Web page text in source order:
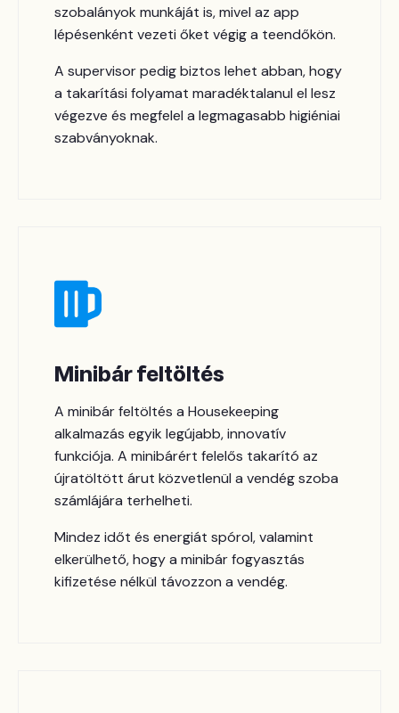
szobalányok munkáját is, mivel az app
lépésenként vezeti őket végig a teendőkön.
A supervisor pedig biztos lehet abban, hogy
a takarítási folyamat maradéktalanul el lesz
végezve és megfelel a legmagasabb higiéniai
szabványoknak.
Minibár feltöltés
A minibár feltöltés a Housekeeping
alkalmazás egyik legújabb, innovatív
funkciója. A minibárért felelős takarító az
újratöltött árut közvetlenül a vendég szoba
számlájára terhelheti.
Mindez időt és energiát spórol, valamint
elkerülhető, hogy a minibár fogyasztás
kifizetése nélkül távozzon a vendég.